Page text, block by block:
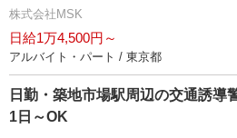
株式会社MSK
日給1万4,500円～
アルバイト・パート / 東京都
日勤・築地市場駅周辺の交通誘導
1日～OK